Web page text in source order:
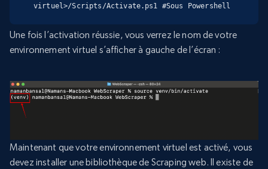
virtuel>/Scripts/Activate.ps1 #Sous Powershell
Une fois l’activation réussie, vous verrez le nom de votre
environnement virtuel s’afficher à gauche de l’écran :
Maintenant que votre environnement virtuel est activé, vous
devez installer une bibliothèque de Scraping web. Il existe de